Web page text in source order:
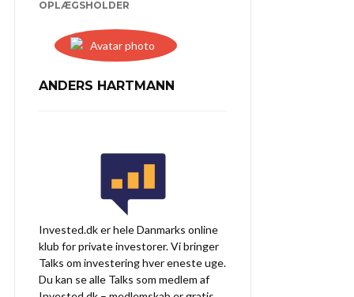
OPLÆGSHOLDER
ANDERS HARTMANN
Invested.dk er hele Danmarks online
klub for private investorer. Vi bringer
Talks om investering hver eneste uge.
Du kan se alle Talks som medlem af